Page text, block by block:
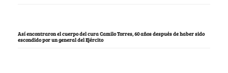
Así encontraron el cuerpo del cura Camilo Torres, 60 años después de haber sido
escondido por un general del Ejército